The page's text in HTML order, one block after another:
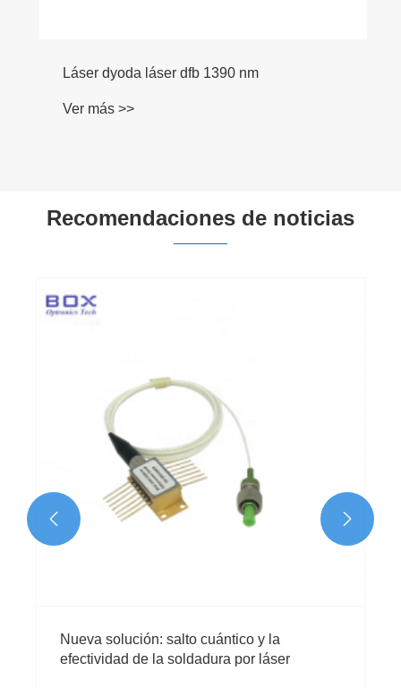
Láser dyoda láser dfb 1390 nm
Ver más >>
Recomendaciones de noticias
Nueva solución: salto cuántico y la
efectividad de la soldadura por láser
 